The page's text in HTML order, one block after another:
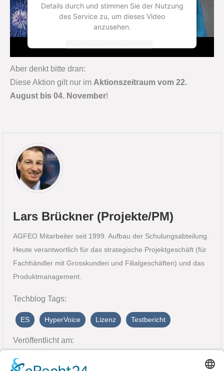
Details durch und stimmen Sie der Nutzung
des Service zu, um dieses Video
anzusehen.
Mehr Informationen
powered byUsercentrics Consent
Aber denkt bitte dran:
Diese Aktion gilt nur im Aktionszeitraum vom 22.
August bis 04. November!
Lars Brückner (Projekte/PM)
AGFEO Mitarbeiter seit 1999. Aufbau der Schulungsabteilung.
Heute verantwortlich für das strategische Projektgeschäft (für
Fachhändler mit Grosskunden und Filialgeschäften) und das
Produktmanagement.
Techblog Tags:
ES HyperVoice Lizenz Testbericht
Veröffentlicht am:
23. August 2022